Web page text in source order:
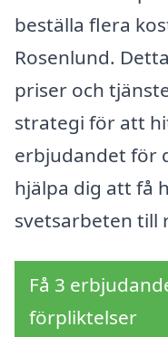
beställa flera
Rosenlund.
priser och
strategi för att
erbjudandet för
hjälpa dig att få
svetsarbeten till
Få 3
förpliktelser